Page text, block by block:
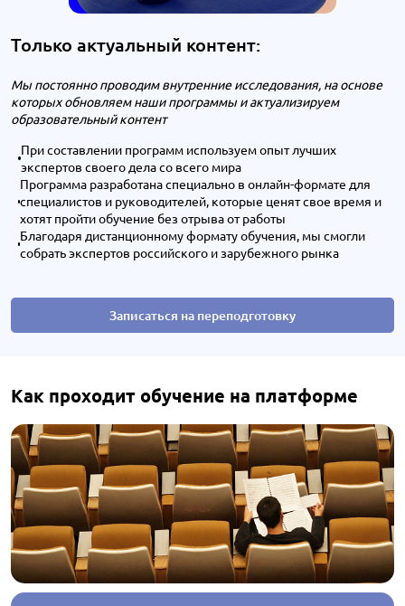
Только актуальный контент:
Мы постоянно проводим внутренние исследования, на основе
которых обновляем наши программы и актуализируем
образовательный контент
При составлении программ используем опыт лучших
экспертов своего дела со всего мира
Программа разработана специально в онлайн-формате для
специалистов и руководителей, которые ценят свое время и
хотят пройти обучение без отрыва от работы
Благодаря дистанционному формату обучения, мы смогли
собрать экспертов российского и зарубежного рынка
Записаться на переподготовку
Как проходит обучение на платформе